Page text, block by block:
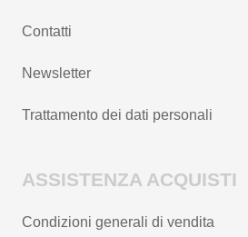
Contatti
Newsletter
Trattamento dei dati personali
ASSISTENZA ACQUISTI
Condizioni generali di vendita